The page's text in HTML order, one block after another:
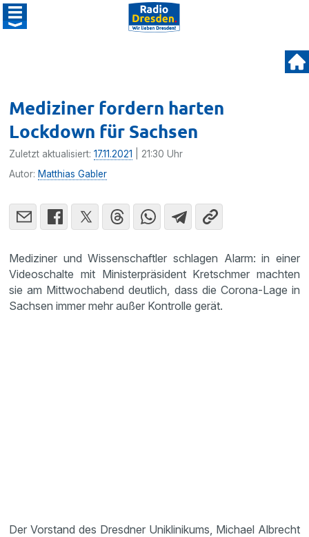
Mediziner fordern harten
Lockdown für Sachsen
Zuletzt aktualisiert:17.11.2021
| 21:30 Uhr
Autor: Matthias Gabler
Mediziner und Wissenschaftler schlagen Alarm: in einer
Videoschalte mit Ministerpräsident Kretschmer machten
sie am Mittwochabend deutlich, dass die Corona-Lage in
Sachsen immer mehr außer Kontrolle gerät.
Der Vorstand des Dresdner Uniklinikums, Michael Albrecht